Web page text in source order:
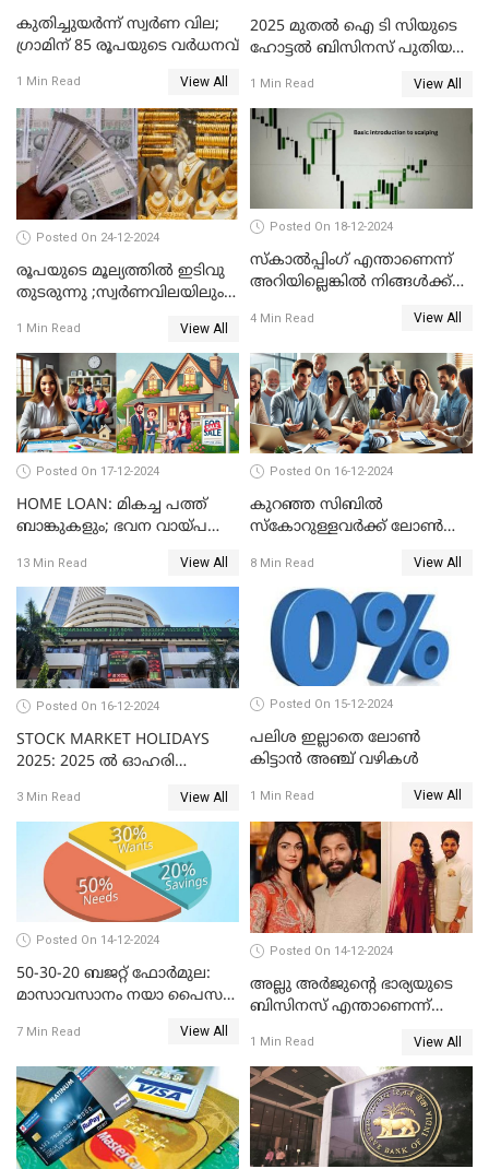
കുതിച്ചുയർന്ന് സ്വർണ വില;
ഗ്രാമിന് 85 രൂപയുടെ വർധനവ്
1 Min Read View All
2025 മുതൽ ഐ ടി സിയുടെ
ഹോട്ടൽ ബിസിനസ് പുതിയ
ഉടമകൾ അറിയേണ്ട
കാര്യങ്ങൾ
1 Min Read View All
Posted On 24-12-2024
രൂപയുടെ മൂല്യത്തില്‍ ഇടിവു
തുടരുന്നു ;സ്വര്‍ണവിലയിലും
1 Min Read View All
Posted On 18-12-2024
സ്കാൽപ്പിംഗ് എന്താണെന്ന്
അറിയില്ലെങ്കിൽ നിങ്ങൾക്ക്
4 Min Read View All
Posted On 17-12-2024
HOME LOAN: മികച്ച പത്ത്
ബാങ്കുകളും; ഭവന വായ്പ
13 Min Read View All
Posted On 16-12-2024
കുറഞ്ഞ സിബിൽ
സ്കോറുള്ളവർക്ക് ലോൺ
8 Min Read View All
Posted On 16-12-2024
STOCK MARKET HOLIDAYS
2025: 2025 ൽ ഓഹരി
ദിനങ്ങൾ
3 Min Read View All
Posted On 15-12-2024
പലിശ ഇല്ലാതെ ലോൺ
കിട്ടാൻ അഞ്ച് വഴികൾ
1 Min Read View All
Posted On 14-12-2024
50-30-20 ബജറ്റ് ഫോർമുല:
മാസാവസാനം നയാ പൈസ
7 Min Read View All
Posted On 14-12-2024
അല്ലു അർജുൻ്റെ ഭാര്യയുടെ
ബിസിനസ് എന്താണെന്ന്
1 Min Read View All